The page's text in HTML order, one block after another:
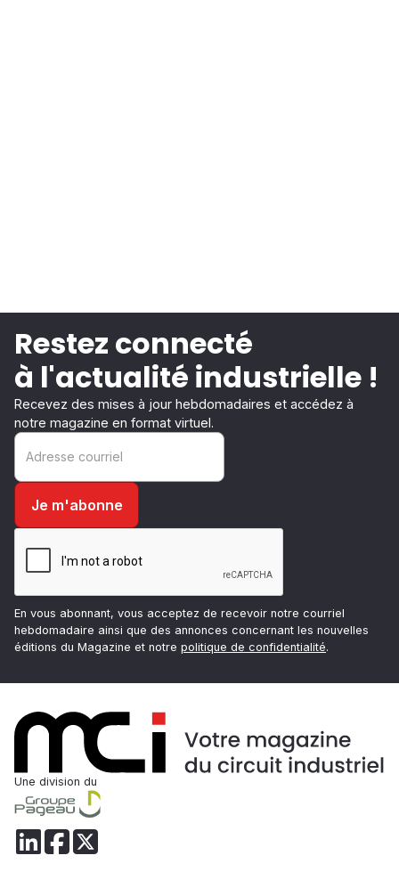
Restez connecté
à l'actualité industrielle !
Recevez des mises à jour hebdomadaires et accédez à
notre magazine en format virtuel.
En vous abonnant, vous acceptez de recevoir notre courriel
hebdomadaire ainsi que des annonces concernant les nouvelles
éditions du Magazine et notre politique de confidentialité.
Une division du